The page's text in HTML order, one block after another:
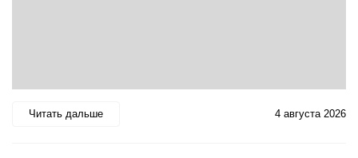
Читать дальше 4 августа 2026